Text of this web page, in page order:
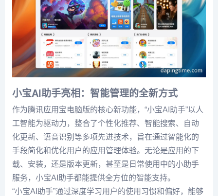
小宝AI助手亮相：智能管理的全新方式
作为腾讯应用宝电脑版的核心新功能，“小宝AI助手”以人
工智能为驱动力，整合了个性化推荐、智能搜索、自动
化更新、语音识别等多项先进技术，旨在通过智能化的
手段简化和优化用户的应用管理体验。无论是应用的下
载、安装，还是版本更新，甚至是日常使用中的小助手
服务，小宝AI助手都能提供全方位的智能支持。
“小宝AI助手”通过深度学习用户的使用习惯和偏好，能够